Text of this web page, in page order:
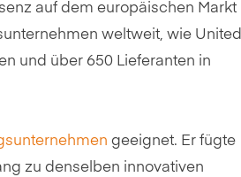
auf dem europäischen Markt
weltweit, wie United
und über 650 Lieferanten in
geeignet. Er fügte
zu denselben innovativen